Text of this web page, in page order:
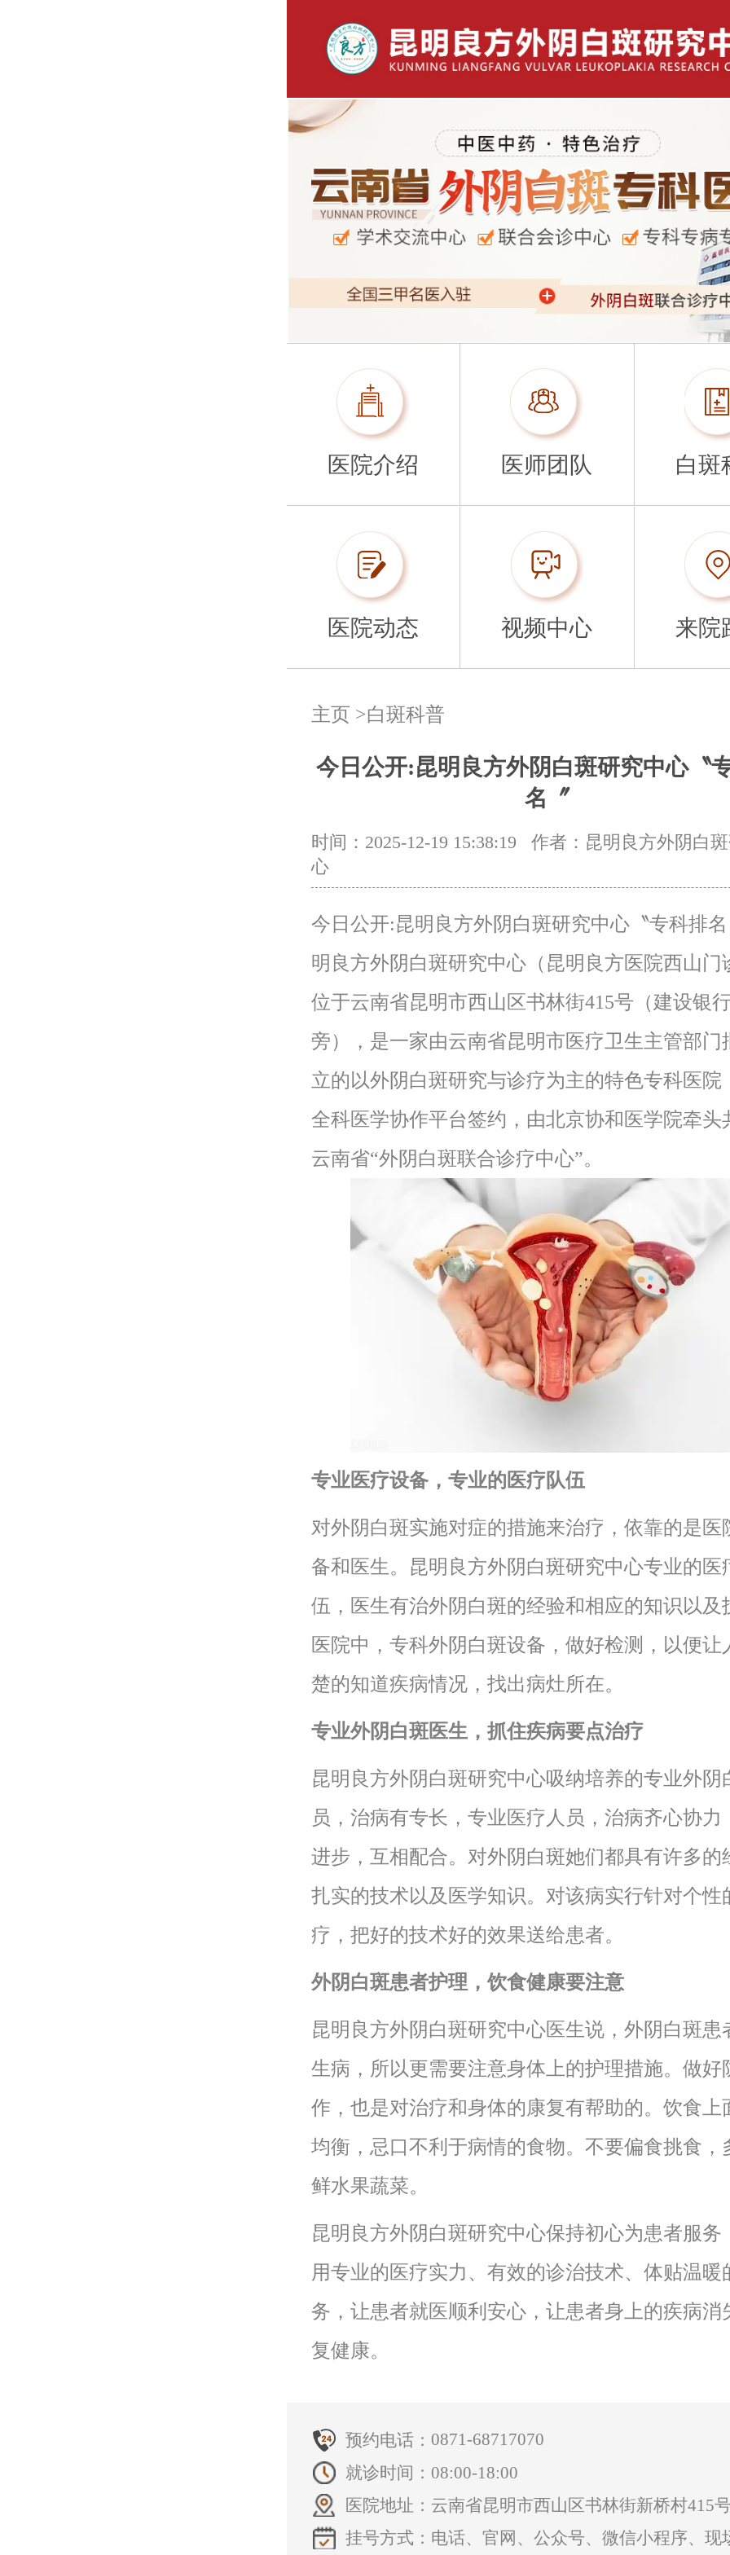
医院介绍 医师团队 白斑
医院动态 视频中心 来院
主页 >白斑科普
今日公开:昆明良方外阴白斑研究中心〝
名〞
时间：2025-12-19 15:38:19
作者：昆明良方外阴白
心
今日公开:昆明良方外阴白斑研究中心〝专科排
明良方外阴白斑研究中心（昆明良方医院西山门
位于云南省昆明市西山区书林街415号（建设银
旁），是一家由云南省昆明市医疗卫生主管部门
立的以外阴白斑研究与诊疗为主的特色专科医院
全科医学协作平台签约，由北京协和医学院牵头
云南省“外阴白斑联合诊疗中心”。
专业医疗设备，专业的医疗队伍
对外阴白斑实施对症的措施来治疗，依靠的是医
备和医生。昆明良方外阴白斑研究中心专业的医
伍，医生有治外阴白斑的经验和相应的知识以及
医院中，专科外阴白斑设备，做好检测，以便让
楚的知道疾病情况，找出病灶所在。
专业外阴白斑医生，抓住疾病要点治疗
昆明良方外阴白斑研究中心吸纳培养的专业外阴
员，治病有专长，专业医疗人员，治病齐心协力
进步，互相配合。对外阴白斑她们都具有许多的
扎实的技术以及医学知识。对该病实行针对个性
疗，把好的技术好的效果送给患者。
外阴白斑患者护理，饮食健康要注意
昆明良方外阴白斑研究中心医生说，外阴白斑患
生病，所以更需要注意身体上的护理措施。做好
作，也是对治疗和身体的康复有帮助的。饮食上
均衡，忌口不利于病情的食物。不要偏食挑食，
鲜水果蔬菜。
昆明良方外阴白斑研究中心保持初心为患者服务
用专业的医疗实力、有效的诊治技术、体贴温暖
务，让患者就医顺利安心，让患者身上的疾病消
复健康。
预约电话： 0871-68717070
就诊时间：08:00-18:00
医院地址：云南省昆明市西山区书林街新桥村415
挂号方式：电话、官网、公众号、微信小程序、现